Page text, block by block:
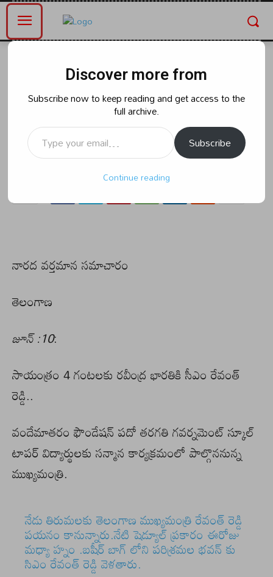
రాజకీయం
సాయంత్రం 4 గంటలకు రవీంద్ర
భారతికి సీఎం రేవంత్ రెడ్డి..
naradanews.in Monday, June 10, 2024 9:44 am 0
నారద వర్తమాన సమాచారం
తెలంగాణ
జూన్ :10:
సాయంత్రం 4 గంటలకు రవీంద్ర భారతికి సీఎం రేవంత్
రెడ్డి..
వందేమాతరం ఫౌండేషన్ పదో తరగతి గవర్నమెంట్ స్కూల్
టాపర్ విద్యార్థులకు సన్మాన కార్యక్రమంలో పాల్గొననున్న
ముఖ్యమంత్రి.
నేడు తిరుమలకు తెలంగాణ ముఖ్యమంత్రి రేవంత్ రెడ్డి
పయనం కానున్నారు.నేటి షెడ్యూల్ ప్రకారం ఈరోజు
మధ్యా హ్నం .బషీర్ బాగ్ లోని పరిశ్రమల భవన్ కు
సిఎం రేవంత్ రెడ్డి వెళతారు.
Discover more from
Subscribe now to keep reading and get access to the
full archive.
Type your email…
Subscribe
Continue reading